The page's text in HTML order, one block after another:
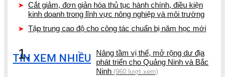
Cắt giảm, đơn giản hóa thủ tục hành chính, điều kiện
kinh doanh trong lĩnh vực nông nghiệp và môi trường
Tập trung cao độ cho công tác chuẩn bị năm học mới
TIN XEM NHIỀU
1.
Nâng tầm vị thế, mở rộng dư địa
phát triển cho Quảng Ninh và Bắc
Ninh (960 lượt xem)